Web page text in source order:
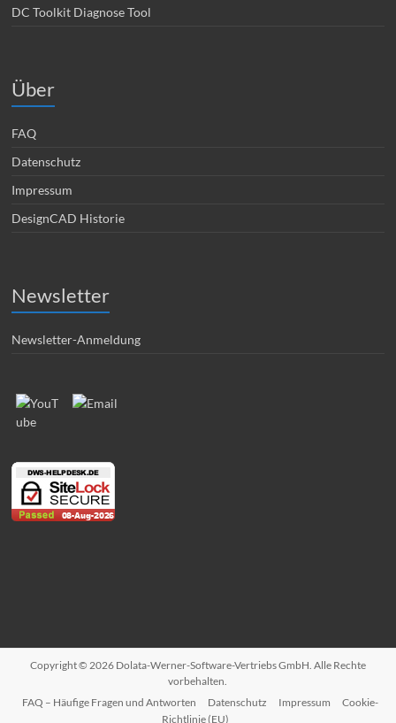
DC Toolkit Diagnose Tool
Über
FAQ
Datenschutz
Impressum
DesignCAD Historie
Newsletter
Newsletter-Anmeldung
Copyright © 2026 Dolata-Werner-Software-Vertriebs GmbH. Alle Rechte
vorbehalten.
FAQ – Häufige Fragen und Antworten
Datenschutz Impressum
Cookie-
Richtlinie (EU)